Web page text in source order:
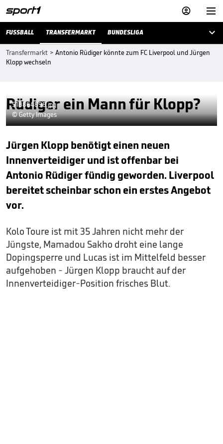


FUSSBALL TRANSFERMARKT BUNDESLIGA 
Transfermarkt > Antonio Rüdiger könnte zum FC Liverpool und Jürgen
Klopp wechseln
Rüdiger ein Mann für Klopp?
518864898.jpg
© Getty Images
Jürgen Klopp benötigt einen neuen
Innenverteidiger und ist offenbar bei
Antonio Rüdiger fündig geworden. Liverpool
bereitet scheinbar schon ein erstes Angebot
vor.
Kolo Toure ist mit 35 Jahren nicht mehr der
Jüngste, Mamadou Sakho droht eine lange
Dopingsperre und Lucas ist im Mittelfeld besser
aufgehoben - Jürgen Klopp braucht auf der
Innenverteidiger-Position frisches Blut.